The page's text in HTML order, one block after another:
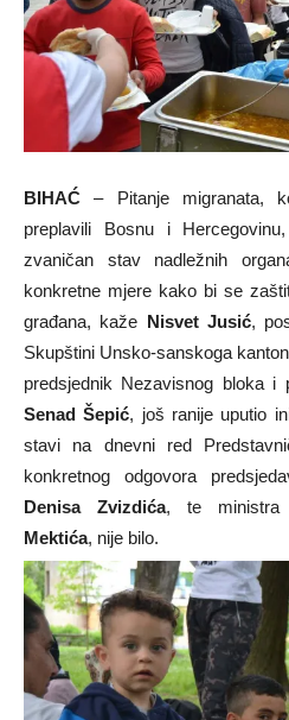
BIHAĆ – Pitanje migranata,
preplavili Bosnu i
zvaničan stav nadležnih
konkretne mjere kako bi se
građana, kaže Nisvet Jusić,
Skupštini Unsko-sanskoga
predsjednik Nezavisnog bloka i
Senad Šepić, još ranije uputio
stavi na dnevni red
konkretnog odgovora
Denisa Zvizdića, te ministra
Mektića, nije bilo.